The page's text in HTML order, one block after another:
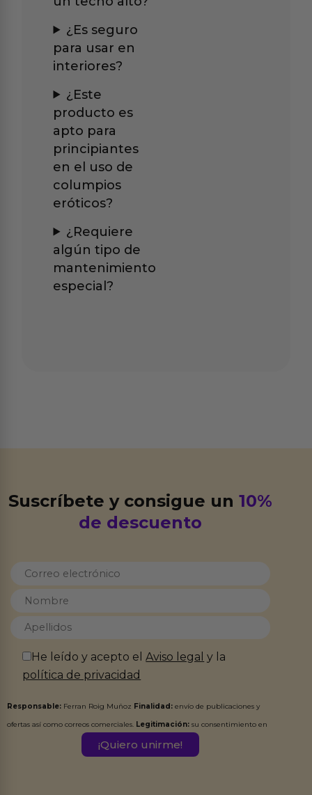
¿Es seguro
para usar en
interiores?
¿Este
producto es
apto para
principiantes
en el uso de
columpios
eróticos?
¿Requiere
algún tipo de
mantenimiento
especial?
Suscríbete y consigue un10%
de descuento
He leído y acepto elAviso legal y la
política de privacidad
Responsable: Ferran Roig Muñoz Finalidad: envío de publicaciones y
ofertas así como correos comerciales. Legitimación: su consentimiento en
Destinatarios:Ferran Roig Muñoz. Podrás ejercer tus